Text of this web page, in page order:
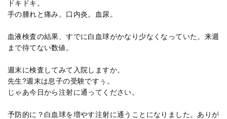
ドキドキ。
手の腫れと痛み。口内炎。血尿。
血液検査の結果、すでに白血球がかなり少なくなっていた。来週
まで待てない数値。
週末に検査してみて入院しますか。
先生?週末は息子の受験ですぅ。
じゃあ今日から注射に通ってください。
予防的に？白血球を増やす注射に通うことになりました。ありが